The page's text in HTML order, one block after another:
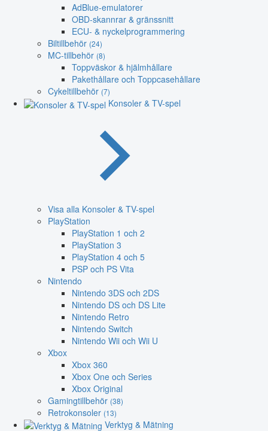
AdBlue-emulatorer
OBD-skannrar & gränssnitt
ECU- & nyckelprogrammering
Biltillbehör (24)
MC-tillbehör (8)
Toppväskor & hjälmhållare
Pakethållare och Toppcasehållare
Cykeltillbehör (7)
Konsoler & TV-spel
Visa alla Konsoler & TV-spel
PlayStation
PlayStation 1 och 2
PlayStation 3
PlayStation 4 och 5
PSP och PS Vita
Nintendo
Nintendo 3DS och 2DS
Nintendo DS och DS Lite
Nintendo Retro
Nintendo Switch
Nintendo Wii och Wii U
Xbox
Xbox 360
Xbox One och Series
Xbox Original
Gamingtillbehör (38)
Retrokonsoler (13)
Verktyg & Mätning